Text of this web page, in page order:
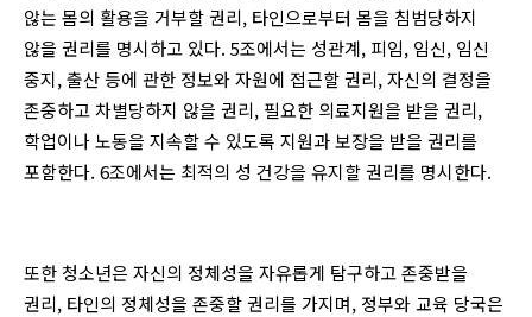
않는 몸의 활용을 거부할 권리, 타인으로부터 몸을 침범당하지
않을 권리를 명시하고 있다. 5조에서는 성관계, 피임, 임신, 임신
중지, 출산 등에 관한 정보와 자원에 접근할 권리, 자신의 결정을
존중하고 차별당하지 않을 권리, 필요한 의료지원을 받을 권리,
학업이나 노동을 지속할 수 있도록 지원과 보장을 받을 권리를
포함한다. 6조에서는 최적의 성 건강을 유지할 권리를 명시한다.
또한 청소년은 자신의 정체성을 자유롭게 탐구하고 존중받을
권리, 타인의 정체성을 존중할 권리를 가지며, 정부와 교육 당국은